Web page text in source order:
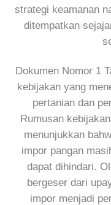
strategi keamanan
ditempatkan
Dokumen Nomor 1
kebijakan yang
pertanian dan
Rumusan
menunjukkan
impor pangan
dapat dihindari.
bergeser dari
impor menjadi